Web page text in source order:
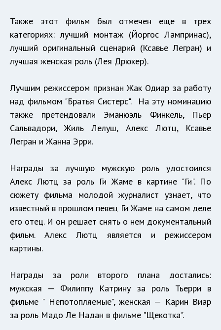
Также этот фильм был отмечен еще в трех
категориях: лучший монтаж (Йоргос Лампринас),
лучший оригинальный сценарий (Ксавье Легран) и
лучшая женская роль (Лея Дрюкер).
Лучшим режиссером признан Жак Одиар за работу
над фильмом "Братья Систерс". На эту номинацию
также претендовали Эманюэль Финкель, Пьер
Сальвадори, Жиль Лелуш, Алекс Лютц, Ксавье
Легран и Жанна Эрри.
Награды за лучшую мужскую роль удостоился
Алекс Лютц за роль Ги Жаме в картине "Ги". По
сюжету фильма молодой журналист узнает, что
известный в прошлом певец Ги Жаме на самом деле
его отец. И он решает снять о нем документальный
фильм. Алекс Лютц является и режиссером
картины.
Награды за роли второго плана достались:
мужская — Филиппу Катрину за роль Тьерри в
фильме " Непотопляемые", женская — Карин Виар
за роль Мадо Ле Надан в фильме "Щекотка".